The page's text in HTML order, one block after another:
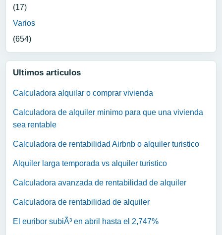
(17)
Varios
(654)
Ultimos articulos
Calculadora alquilar o comprar vivienda
Calculadora de alquiler minimo para que una vivienda
sea rentable
Calculadora de rentabilidad Airbnb o alquiler turistico
Alquiler larga temporada vs alquiler turistico
Calculadora avanzada de rentabilidad de alquiler
Calculadora de rentabilidad de alquiler
El euribor subiÃ³ en abril hasta el 2,747%